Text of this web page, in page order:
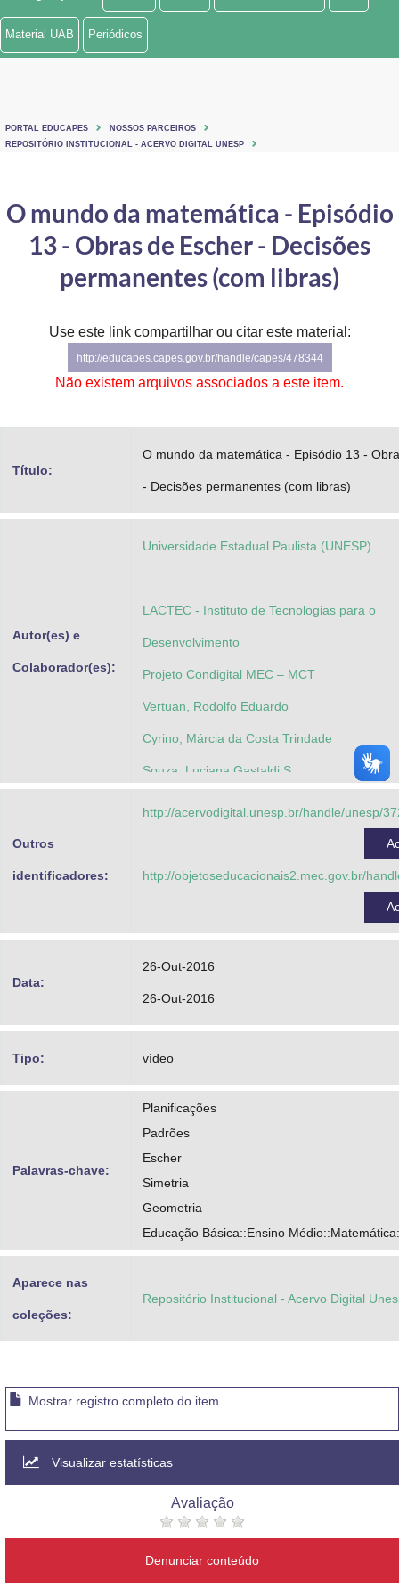
Ministério de Minas e Energia
Ministério do Turismo
Controladoria-Geral da União
Secretaria de Governo
Gabinete de Segurança Institucional
Material UAB Periódicos
PORTAL EDUCAPES
NOSSOS PARCEIROS
REPOSITÓRIO INSTITUCIONAL - ACERVO DIGITAL UNESP
O mundo da matemática - Episódio
13 - Obras de Escher - Decisões
permanentes (com libras)
Use este link compartilhar ou citar este material:
http://educapes.capes.gov.br/handle/capes/478344
Não existem arquivos associados a este item.
Título:
O mundo da matemática - Episódio 13 -
- Decisões permanentes (com libras)
Autor(es) e
Colaborador(es):
Universidade Estadual Paulista (UNESP)
LACTEC - Instituto de Tecnologias para o
Desenvolvimento
Projeto Condigital MEC – MCT
Vertuan, Rodolfo Eduardo
Cyrino, Márcia da Costa Trindade
Souza, Luciana Gastaldi S.
Outros
identificadores:
http://acervodigital.unesp.br/handle/unesp/
http://objetoseducacionais2.mec.gov.br/
Data:
26-Out-2016
26-Out-2016
Tipo: vídeo
Palavras-chave:
Planificações
Padrões
Escher
Simetria
Geometria
Educação Básica::Ensino
Aparece nas
coleções:
Repositório Institucional - Acervo Digital
Mostrar registro completo do item
Visualizar estatísticas
Avaliação
Denunciar conteúdo